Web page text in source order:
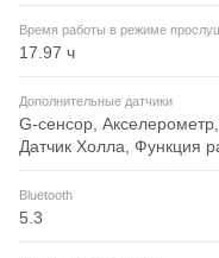
Время работы в режиме
17.97 ч
Дополнительные датчики
G-сенсор,
Датчик Холла, Функция
Bluetooth
5.3